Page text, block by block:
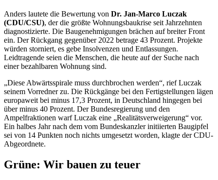
Anders lautete die Bewertung von Dr. Jan-Marco Luczak
(CDU/CSU), der die größte Wohnungsbaukrise seit Jahrzehnten
diagnostizierte. Die Baugenehmigungen brächen auf breiter Front
ein. Der Rückgang gegenüber 2022 betrage 43 Prozent. Projekte
würden storniert, es gebe Insolvenzen und Entlassungen.
Leidtragende seien die Menschen, die heute auf der Suche nach
einer bezahlbaren Wohnung sind.
„Diese Abwärtsspirale muss durchbrochen werden“, rief Luczak
seinem Vorredner zu. Die Rückgänge bei den Fertigstellungen lägen
europaweit bei minus 17,3 Prozent, in Deutschland hingegen bei
über minus 40 Prozent. Der Bundesregierung und den
Ampelfraktionen warf Luczak eine „Realitätsverweigerung“ vor.
Ein halbes Jahr nach dem vom Bundeskanzler initiierten Baugipfel
sei von 14 Punkten noch nichts umgesetzt worden, klagte der CDU-
Abgeordnete.
Grüne: Wir bauen zu teuer